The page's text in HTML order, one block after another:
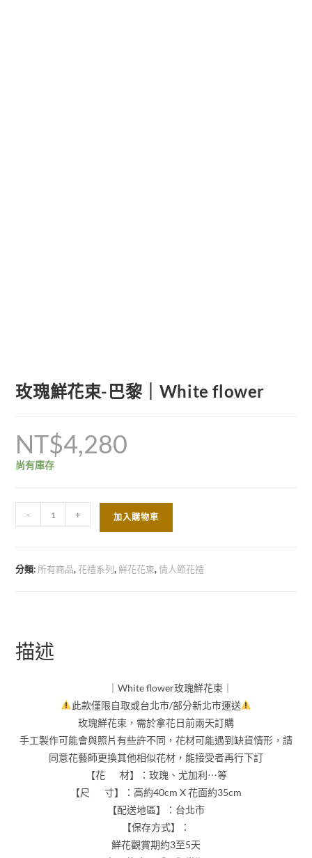
玫瑰鮮花束-巴黎｜White flower
NT$4,280
尚有庫存
- + 加入購物車
分類: 所有商品, 花禮系列,鮮花花束,情人節花禮
描述
｜White flower玫瑰鮮花束｜
此款僅限自取或台北市/部分新北市運送
玫瑰鮮花束，需於拿花日前兩天訂購
手工製作可能會與照片有些許不同，花材可能遇到缺貨情形，請
同意花藝師更換其他相似花材，能接受者再行下訂
【花 材】：玫瑰、尤加利⋯等
【尺 寸】：高約40cm X 花面約35cm
【配送地區】：台北市
【保存方式】：
鮮花觀賞期約3至5天